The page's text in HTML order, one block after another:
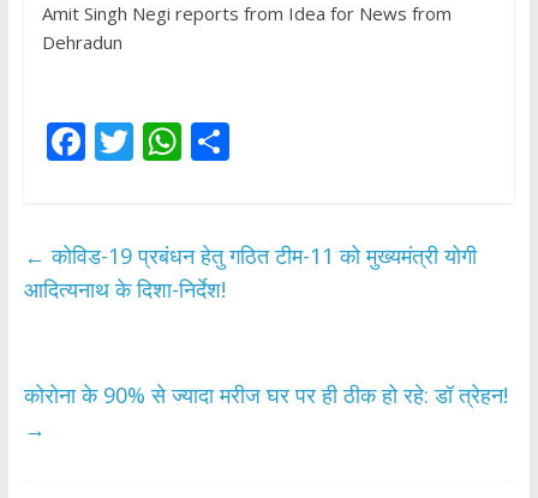
Amit Singh Negi reports from Idea for News from
Dehradun
F
b
o
k
T
er
W
s
A
S
e
← कोविड-19 प्रबंधन हेतु गठित टीम-11 को मुख्यमंत्री योगी
आदित्यनाथ के दिशा-निर्देश!
कोरोना के 90% से ज्‍यादा मरीज घर पर ही ठीक हो रहे: डॉ त्रेहन!
→